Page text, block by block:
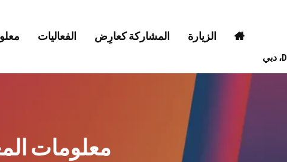
الزيارة المشاركة كعارِض الفعاليات
معلومات